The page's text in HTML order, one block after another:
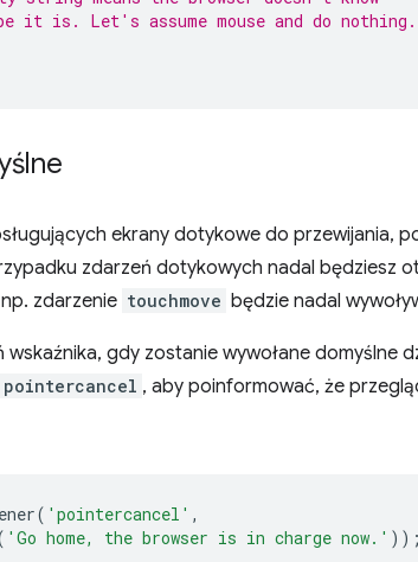
it is. Let's assume mouse and do nothing.
ekrany dotykowe do przewijania,
zdarzeń dotykowych nadal będziesz
zdarzenie touchmove będzie nadal
gdy zostanie wywołane domyślne
pointercancel , aby poinformować, że
( 'pointercancel' ,
'Go home, the browser is in charge now.' ));